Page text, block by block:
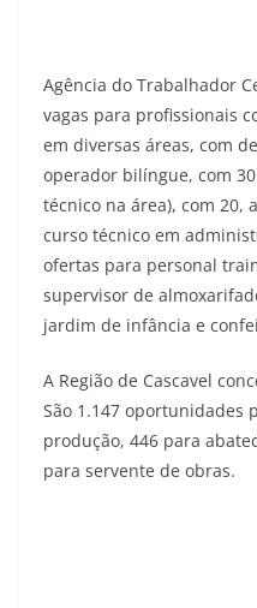
Agência do Trabalhador
vagas para profissionais
em diversas áreas, com
operador bilíngue, com
técnico na área), com 20,
curso técnico em
ofertas para personal
supervisor de
jardim de infância e
A Região de Cascavel
São 1.147 oportunidades
produção, 446 para
para servente de obras.